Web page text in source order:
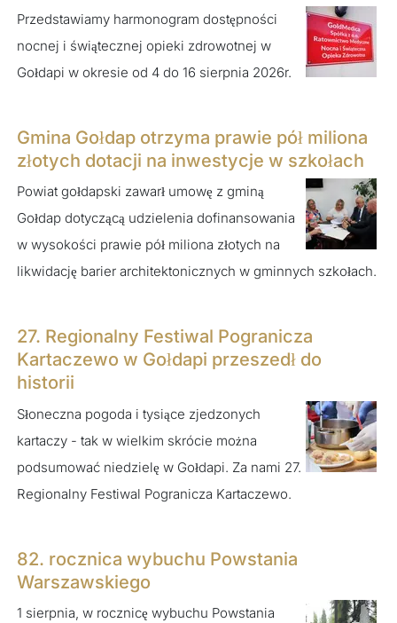
Przedstawiamy harmonogram dostępności
nocnej i świątecznej opieki zdrowotnej w
Gołdapi w okresie od 4 do 16 sierpnia 2026r.
Gmina Gołdap otrzyma prawie pół miliona
złotych dotacji na inwestycje w szkołach
Powiat gołdapski zawarł umowę z gminą
Gołdap dotyczącą udzielenia dofinansowania
w wysokości prawie pół miliona złotych na
likwidację barier architektonicznych w gminnych szkołach.
27. Regionalny Festiwal Pogranicza
Kartaczewo w Gołdapi przeszedł do
historii
Słoneczna pogoda i tysiące zjedzonych
kartaczy - tak w wielkim skrócie można
podsumować niedzielę w Gołdapi. Za nami 27.
Regionalny Festiwal Pogranicza Kartaczewo.
82. rocznica wybuchu Powstania
Warszawskiego
1 sierpnia, w rocznicę wybuchu Powstania